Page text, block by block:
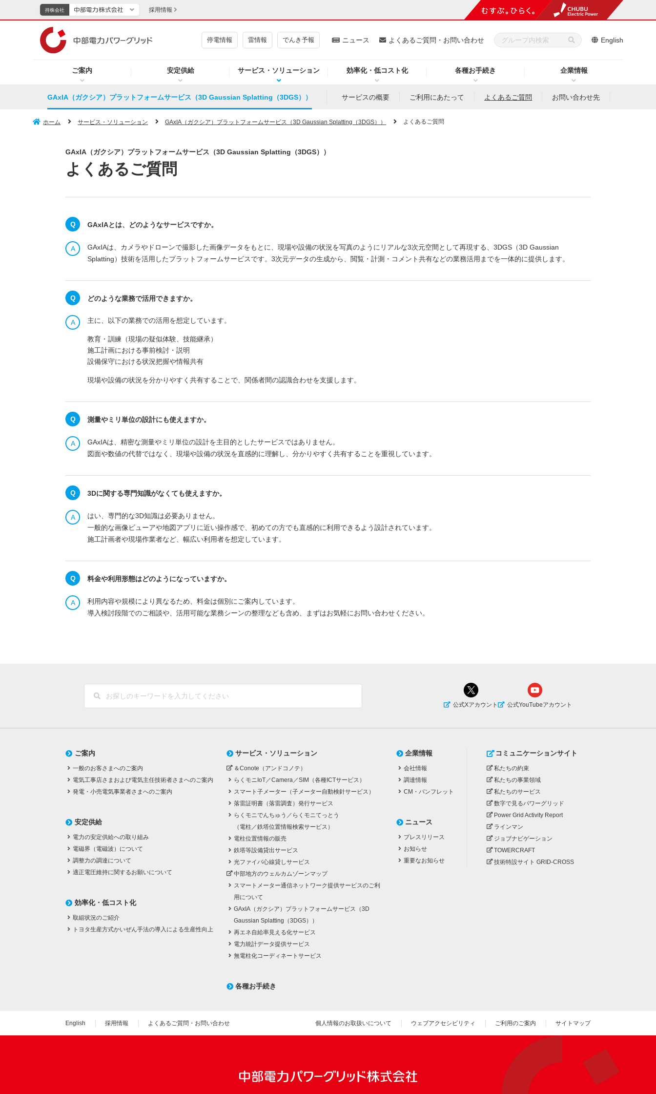
ご案内 安定供給 サービス・ソリューション 効率化・低コスト化 各種お手続き 企業情報
停電情報 雷情報 でんき予報 ニュース よくあるご質問・お問い合わせ English
持株会社
持株会社
IR・投資家向け情報
中部電力グループレポート イベント・スポーツ・CM
採用情報
GAxIA（ガクシア）プラットフォームサービス（3D Gaussian Splatting（3DGS）） サービスの概要 ご利用にあたって よくあるご質問 お問い合わせ先
ホーム サービス・ソリューション GAxIA（ガクシア）プラットフォームサービス（3D Gaussian Splatting（3DGS）） よくあるご質問
GAxIA（ガクシア）プラットフォームサービス（3D Gaussian Splatting（3DGS））
よくあるご質問
GAxIAとは、どのようなサービスですか。
GAxIAは、カメラやドローンで撮影した画像データをもとに、現場や設備の状況を写真のようにリアルな3次元空間として再現する、3DGS（3D Gaussian
Splatting）技術を活用したプラットフォームサービスです。3次元データの生成から、閲覧・計測・コメント共有などの業務活用までを一体的に提供します。
どのような業務で活用できますか。
主に、以下の業務での活用を想定しています。
教育・訓練（現場の疑似体験、技能継承）
施工計画における事前検討・説明
設備保守における状況把握や情報共有
現場や設備の状況を分かりやすく共有することで、関係者間の認識合わせを支援します。
測量やミリ単位の設計にも使えますか。
GAxIAは、精密な測量やミリ単位の設計を主目的としたサービスではありません。
図面や数値の代替ではなく、現場や設備の状況を直感的に理解し、分かりやすく共有することを重視しています。
3Dに関する専門知識がなくても使えますか。
はい、専門的な3D知識は必要ありません。
一般的な画像ビューアや地図アプリに近い操作感で、初めての方でも直感的に利用できるよう設計されています。
施工計画者や現場作業者など、幅広い利用者を想定しています。
料金や利用形態はどのようになっていますか。
利用内容や規模により異なるため、料金は個別にご案内しています。
導入検討段階でのご相談や、活用可能な業務シーンの整理なども含め、まずはお気軽にお問い合わせください。
公式Xアカウント 公式YouTubeアカウント
ご案内
一般のお客さまへのご案内
電気工事店さまおよび電気主任技術者さまへのご案内
発電・小売電気事業者さまへのご案内
安定供給
電力の安定供給への取り組み
電磁界（電磁波）について
調整力の調達について
適正電圧維持に関するお願いについて
効率化・低コスト化
取組状況のご紹介
トヨタ生産方式かいぜん手法の導入による生産性向上
サービス・ソリューション
＆Conote（アンドコノテ）
らくモニIoT／Camera／SIM（各種ICTサービス）
スマート子メーター（子メーター自動検針サービス）
落雷証明書（落雷調査）発行サービス
らくモニでんちゅう／らくモニてっとう
（電柱／鉄塔位置情報検索サービス）
電柱位置情報の販売
鉄塔等設備貸出サービス
光ファイバ心線貸しサービス
中部地方のウェルカムゾーンマップ
スマートメーター通信ネットワーク提供サービスのご利
用について
GAxIA（ガクシア）プラットフォームサービス（3D
Gaussian Splatting（3DGS））
再エネ自給率見える化サービス
電力統計データ提供サービス
無電柱化コーディネートサービス
各種お手続き
企業情報
会社情報
調達情報
CM・パンフレット
ニュース
プレスリリース
お知らせ
重要なお知らせ
コミュニケーションサイト
私たちの約束
私たちの事業領域
私たちのサービス
数字で見るパワーグリッド
Power Grid Activity Report
ラインマン
ジョブナビゲーション
TOWERCRAFT
技術特設サイト GRID-CROSS
English 採用情報 よくあるご質問・お問い合わせ 個人情報のお取扱いについて ウェブアクセシビリティ ご利用のご案内 サイトマップ